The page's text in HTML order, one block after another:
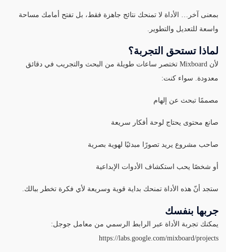
بمعنى آخر… الأداة لا تمنحك نتائج جاهزة فقط، بل تفتح أمامك مساحة
واسعة للتعديل والتطوير.
لماذا تستحق التجربة؟
لأن Mixboard تختصر ساعات طويلة من البحث والتجريب في دقائق
معدودة. سواء كنت:
مصممًا تبحث عن إلهام
صانع محتوى يحتاج لوحة أفكار سريعة
صاحب مشروع يريد تصورًا مبدئيًا لهوية بصرية
أو شخصًا يحب استكشاف الأدوات الإبداعية
ستجد أنّ هذه الأداة تمنحك بداية قوية وسريعة لأي فكرة تخطر ببالك.
جربها بنفسك
يمكنك تجربة الأداة عبر الرابط الرسمي من معامل جوجل:
https://labs.google.com/mixboard/projects